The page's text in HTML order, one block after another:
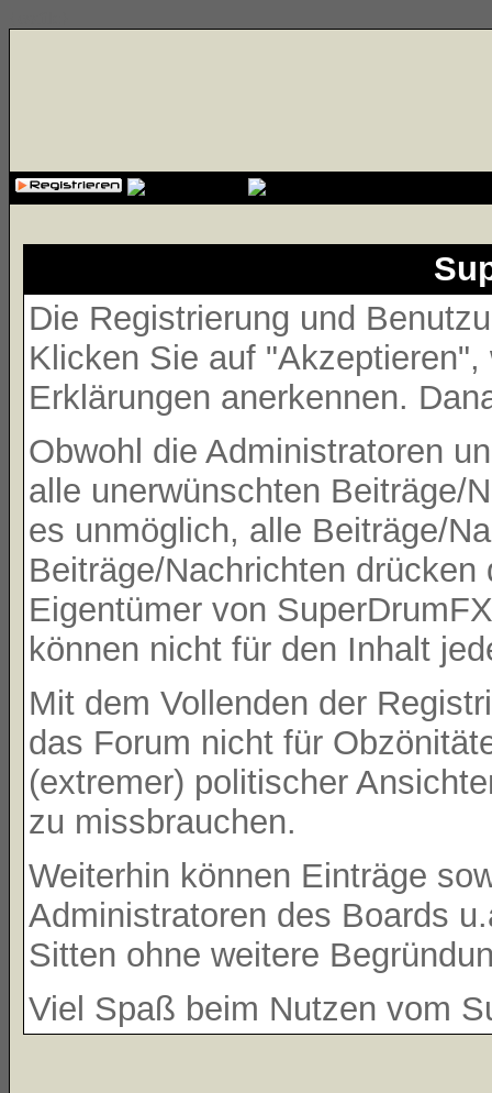
Die Registrierung und
Klicken Sie auf
Erklärungen anerkennen.
Obwohl die Administratoren
alle unerwünschten Beiträge/
es unmöglich, alle Beiträge/
Beiträge/Nachrichten
Eigentümer von
können nicht für den Inhalt
Mit dem Vollenden der
das Forum nicht für
(extremer) politischer
zu missbrauchen.
Weiterhin können Einträge
Administratoren des Boards
Sitten ohne weitere
Viel Spaß beim Nutzen vom